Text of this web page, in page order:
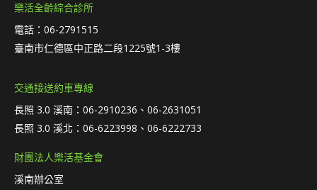
樂活全齡綜合診所
電話：06-2791515
臺南市仁德區中正路二段1225號1-3樓
交通接送約車專線
長照 3.0 溪南：06-2910236、06-2631051
長照 3.0 溪北：06-6223998、06-6222733
財團法人樂活基金會
溪南辦公室